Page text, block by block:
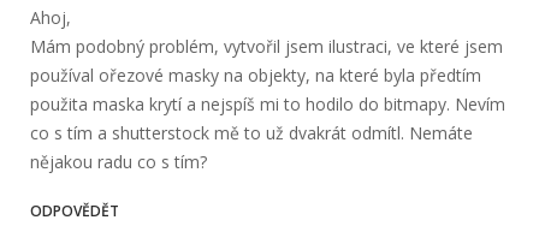
Ahoj,
Mám podobný problém, vytvořil jsem ilustraci, ve které jsem
používal ořezové masky na objekty, na které byla předtím
použita maska krytí a nejspíš mi to hodilo do bitmapy. Nevím
co s tím a shutterstock mě to už dvakrát odmítl. Nemáte
nějakou radu co s tím?
ODPOVĚDĚT